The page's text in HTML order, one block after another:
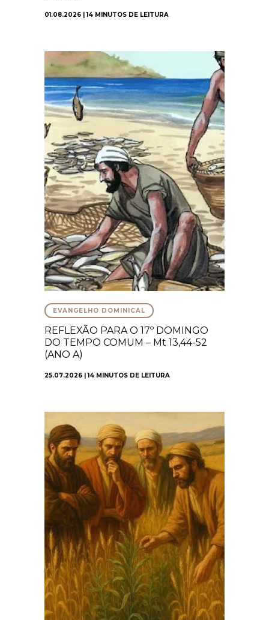
01.08.2026 | 14 MINUTOS DE LEITURA
EVANGELHO DOMINICAL
REFLEXÃO PARA O 17º DOMINGO
DO TEMPO COMUM – Mt 13,44-52
(ANO A)
25.07.2026 | 14 MINUTOS DE LEITURA